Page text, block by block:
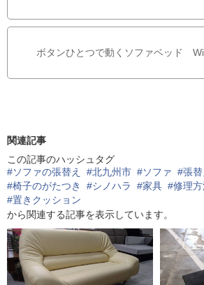
シ
す
ェ
す
る
ボタンひとつで動くソファベッド
関連記事
この記事のハッシュタグ
#ソファの張替え
#北九州市 #ソファ #張替
#椅子のがたつき
#シノハラ #家具 #修理
#置きクッション
から関連する記事を表示しています。